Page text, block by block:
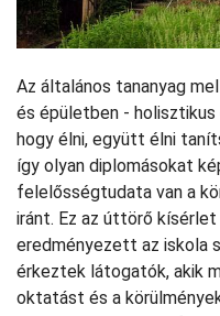
Az általános tananyag
és épületben -
hogy élni, együtt élni
így olyan diplomásokat
felelősségtudata van a
iránt. Ez az úttörő
eredményezett az iskola
érkeztek látogatók, akik
oktatást és a